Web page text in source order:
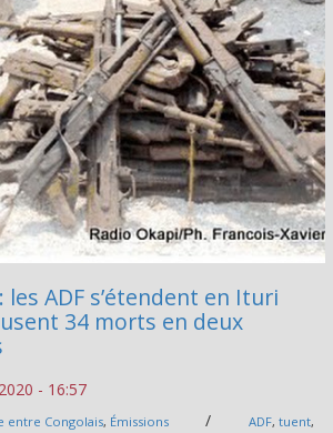
les ADF s’étendent en Ituri
34 morts en deux
- 16:57
entre Congolais, Émissions / ADF,tuent,